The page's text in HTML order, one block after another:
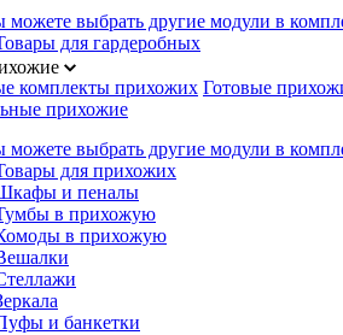
можете выбрать другие модули в
для гардеробных
комплекты прихожих Готовые
прихожие
можете выбрать другие модули в
для прихожих
и пеналы
в прихожую
в прихожую
и банкетки